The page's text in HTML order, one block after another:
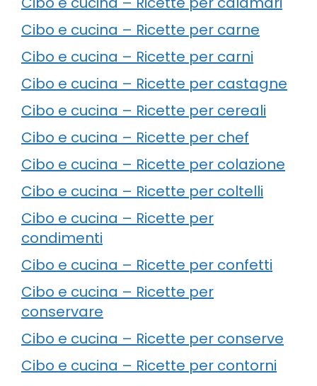
Cibo e cucina – Ricette per carne
Cibo e cucina – Ricette per carni
Cibo e cucina – Ricette per castagne
Cibo e cucina – Ricette per cereali
Cibo e cucina – Ricette per chef
Cibo e cucina – Ricette per colazione
Cibo e cucina – Ricette per coltelli
Cibo e cucina – Ricette per
condimenti
Cibo e cucina – Ricette per confetti
Cibo e cucina – Ricette per
conservare
Cibo e cucina – Ricette per conserve
Cibo e cucina – Ricette per contorni